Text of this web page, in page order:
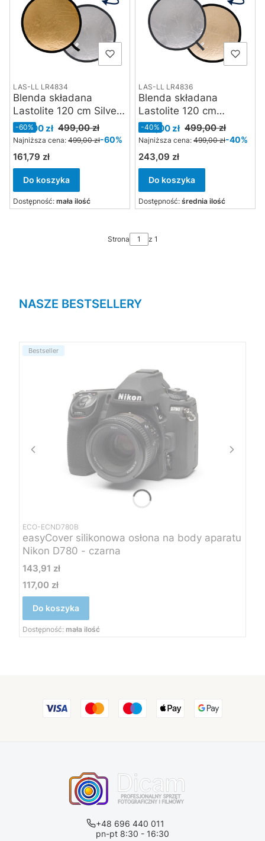
LAS-LL LR4834
Blenda składana
Lastolite 120 cm Silver /
Gold
Cena promocyjna
199,00 zł 499,00 zł
-60%
Najniższa cena: 499,00 zł-60%
Cena
161,79 zł
Do koszyka
Dostępność: mała ilość
LAS-LL LR4836
Blenda składana
Lastolite 120 cm
Sunfire / Silver
Cena promocyjna
299,00 zł 499,00 zł
-40%
Najniższa cena: 499,00 zł-40%
Cena
243,09 zł
Do koszyka
Dostępność: średnia ilość
Strona z 1
NASZE BESTSELLERY
Bestseller
ECO-ECND780B
easyCover silikonowa osłona na body aparatu
Nikon D780 - czarna
Cena
143,91 zł
Cena
117,00 zł
Do koszyka
Dostępność: mała ilość
+48 696 440 011
pn-pt 8:30 - 16:30